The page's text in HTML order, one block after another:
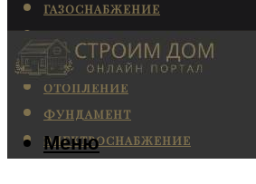
ГАЗОСНАБЖЕНИЕ
КАНАЛИЗАЦИЯ
КОНДИЦИОНИРОВАНИЕ
ОТОПЛЕНИЕ
ФУНДАМЕНТ
ЭЛЕКТРОСНАБЖЕНИЕ
Меню